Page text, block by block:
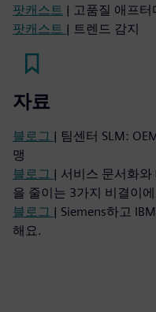
팟캐스트 | 고품질 애프
팟캐스트 | 트렌드 감지
자료
블로그 | 팀센터 SLM:
맹
블로그 | 서비스 문서화
을 줄이는 3가지 비결이
블로그 | Siemens하고
해요.